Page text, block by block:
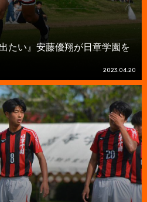
たい』安藤優翔が日章学園を
2023.04.20